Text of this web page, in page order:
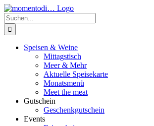
Zum
Inhalt
springen
Suche
nach:
Speisen & Weine
Mittagstisch
Meer & Mehr
Aktuelle Speisekarte
Monatsmenü
Meet the meat
Gutschein
Geschenkgutschein
Events